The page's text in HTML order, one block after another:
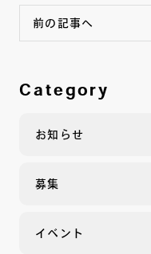
前の記事へ
Category
お知らせ
募集
イベント